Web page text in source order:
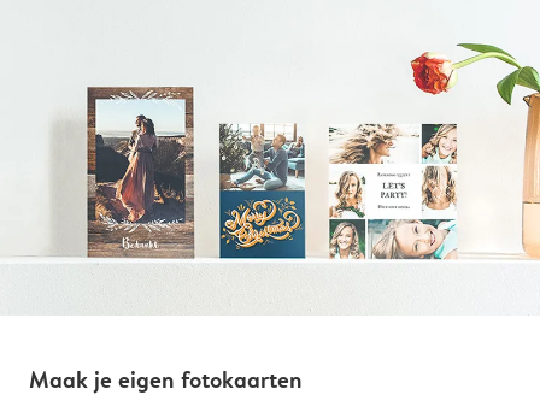
Maak je eigen fotokaarten